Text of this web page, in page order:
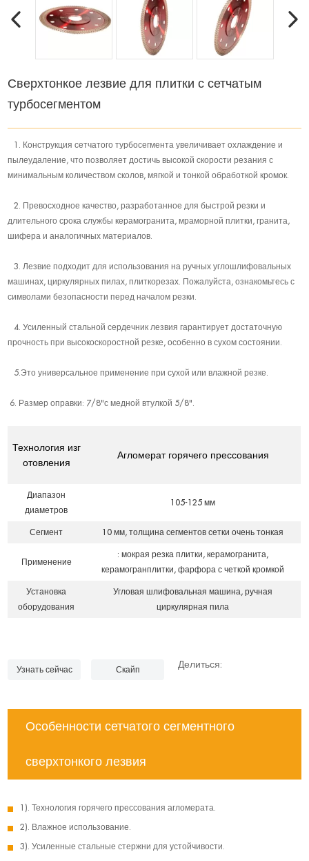
Сверхтонкое лезвие для плитки с сетчатым
турбосегментом
1. Конструкция сетчатого турбосегмента увеличивает охлаждение и
пылеудаление, что позволяет достичь высокой скорости резания с
минимальным количеством сколов, мягкой и тонкой обработкой кромок.
2. Превосходное качество, разработанное для быстрой резки и
длительного срока службы керамогранита, мраморной плитки, гранита,
шифера и аналогичных материалов.
3. Лезвие подходит для использования на ручных углошлифовальных
машинах, циркулярных пилах, плиткорезах. Пожалуйста, ознакомьтесь с
символами безопасности перед началом резки.
4. Усиленный стальной сердечник лезвия гарантирует достаточную
прочность при высокоскоростной резке, особенно в сухом состоянии.
5.Это универсальное применение при сухой или влажной резке.
6. Размер оправки: 7/8"с медной втулкой 5/8".
Технология изг
отовления
Агломерат горячего прессования
Диапазон
диаметров
105-125 мм
Сегмент 10 мм, толщина сегментов сетки очень тонкая
Применение
: мокрая резка плитки, керамогранита,
керамогранплитки, фарфора с четкой кромкой
Установка
оборудования
Угловая шлифовальная машина, ручная
циркулярная пила
Узнать сейчас Скайп
Делиться:
Особенности сетчатого сегментного
сверхтонкого лезвия
1). Технология горячего прессования агломерата.
2). Влажное использование.
3). Усиленные стальные стержни для устойчивости.